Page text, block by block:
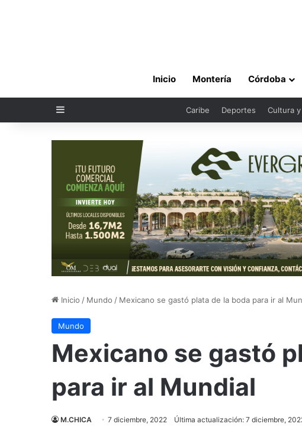
Inicio Montería Córdoba
Sidebar Caribe Deportes Cultura
Inicio / Mundo / Mexicano se gastó plata de la boda para ir al
Mundo
Mexicano se gastó
para ir al Mundial
M.CHICA 7 diciembre, 2022 Última actualización: 7 diciembre,